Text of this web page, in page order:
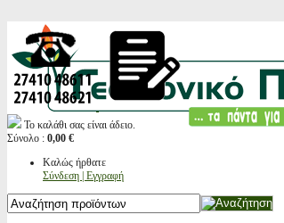
Το καλάθι σας είναι άδειο.
Σύνολο : 0,00 €
Καλώς ήρθατε
Σύνδεση | Εγγραφή